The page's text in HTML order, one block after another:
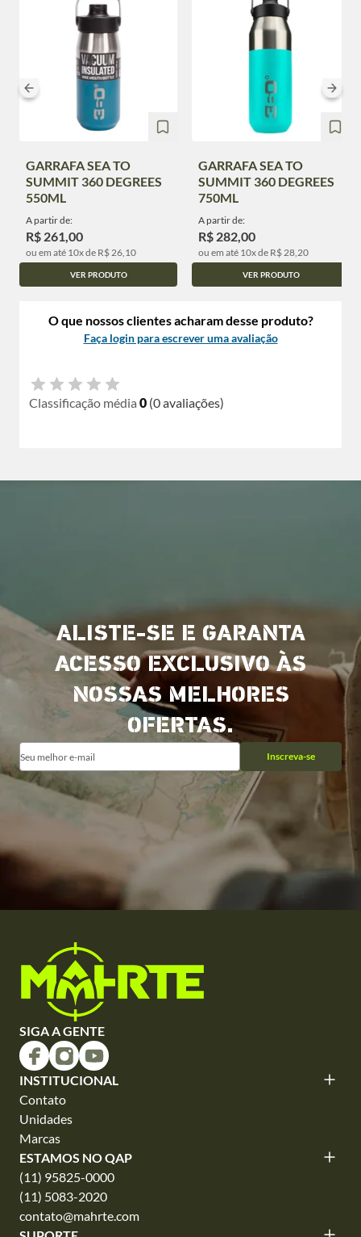
GARRAFA SEA TO
SUMMIT 360 DEGREES
550ML
A partir de:
R$ 261,00
ou em até 10x de R$ 26,10
VER PRODUTO
GARRAFA SEA TO
SUMMIT 360 DEGREES
750ML
A partir de:
R$ 282,00
ou em até 10x de R$ 28,20
VER PRODUTO
O que nossos clientes acharam desse produto?
Faça login para escrever uma avaliação
Classificação média 0 (0 avaliações)
ALISTE-SE E GARANTA
ACESSO EXCLUSIVO ÀS
NOSSAS MELHORES
OFERTAS.
Inscreva-se
SIGA A GENTE
INSTITUCIONAL
Contato
Unidades
Marcas
ESTAMOS NO QAP
(11) 95825-0000
(11) 5083-2020
contato@mahrte.com